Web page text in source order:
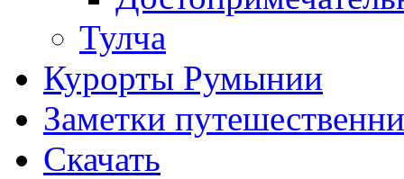
Тулча
Курорты Румынии
Заметки
Скачать